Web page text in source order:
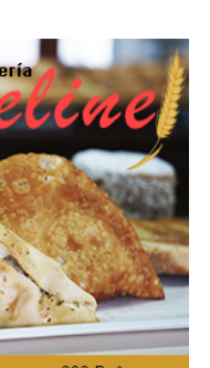
que continuará
de salud,
de kinesiología, que
para mejorar la
de San
con el acceso a la
respondiendo a
recursos y